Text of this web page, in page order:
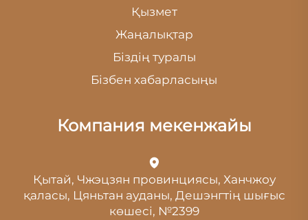
Қызмет
Жаңалықтар
Біздің туралы
Бізбен хабарласыңы
Компания мекенжайы
Қытай, Чжэцзян провинциясы, Ханчжоу
қаласы, Цяньтан ауданы, Дешэнгтің шығыс
көшесі, №2399